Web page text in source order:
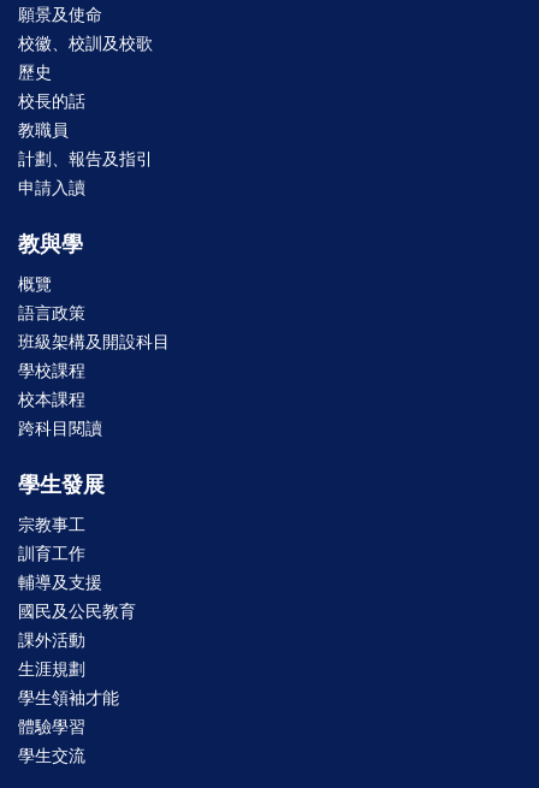
願景及使命
校徽、校訓及校歌
歷史
校長的話
教職員
計劃、報告及指引
申請入讀
教與學
概覽
語言政策
班級架構及開設科目
學校課程
校本課程
跨科目閱讀
學生發展
宗教事工
訓育工作
輔導及支援
國民及公民教育
課外活動
生涯規劃
學生領袖才能
體驗學習
學生交流